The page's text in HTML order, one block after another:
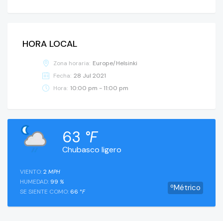
HORA LOCAL
Zona horaria: Europe/Helsinki
Fecha: 28 Jul 2021
Hora: 10:00 pm - 11:00 pm
Chubasco ligero
63 °F
ºMétrico
VIENTO:2 MPH
HUMEDAD: 99 %
SE SIENTE COMO: 66 °F